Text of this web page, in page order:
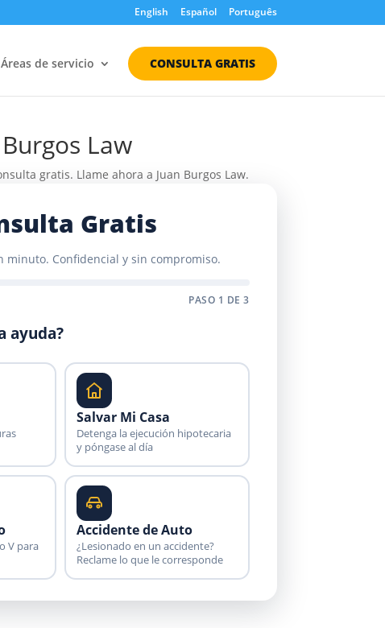
English Español Português
Áreas de servicio CONSULTA GRATIS
Law
gratis. Llame ahora a Juan Burgos Law.
Gratis
minuto. Confidencial y sin compromiso.
PASO 1 DE 3
ayuda?
Salvar Mi Casa
Detenga la ejecución hipotecaria
y póngase al día
V para
Accidente de Auto
¿Lesionado en un accidente?
Reclame lo que le corresponde